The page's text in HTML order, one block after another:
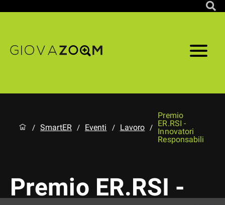
/ SmartER / Eventi / Lavoro /
Premio
ER.RSI -
Innovatori
Responsabili
Premio ER.RSI -